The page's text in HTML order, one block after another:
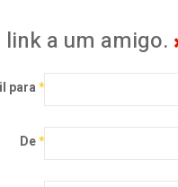
link a um amigo.
para*
De*